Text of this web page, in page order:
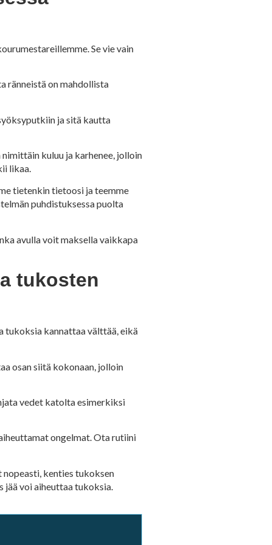
Se vie vain
ränneistä on mahdollista
ja sitä kautta
kuluu ja karhenee, jolloin
likaa.
tietenkin tietoosi ja teemme
puhdistuksessa puolta
avulla voit maksella vaikkapa
tukosten
tukoksia kannattaa välttää, eikä
osan siitä kokonaan, jolloin
vedet katolta esimerkiksi
ongelmat. Ota rutiini
kenties tukoksen
jää voi aiheuttaa tukoksia.